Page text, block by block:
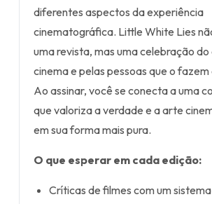
diferentes aspectos da experiência
cinematográfica. Little White Lies
uma revista, mas uma celebração
cinema e pelas pessoas que o
Ao assinar, você se conecta a uma
que valoriza a verdade e a arte
em sua forma mais pura.
O que esperar em cada edição:
Críticas de filmes com um